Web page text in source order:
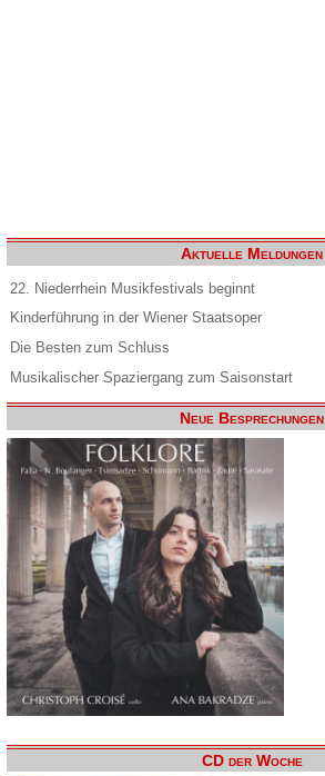
Aktuelle Meldungen
22. Niederrhein Musikfestivals beginnt
Kinderführung in der Wiener Staatsoper
Die Besten zum Schluss
Musikalischer Spaziergang zum Saisonstart
Neue Besprechungen
CD der Woche